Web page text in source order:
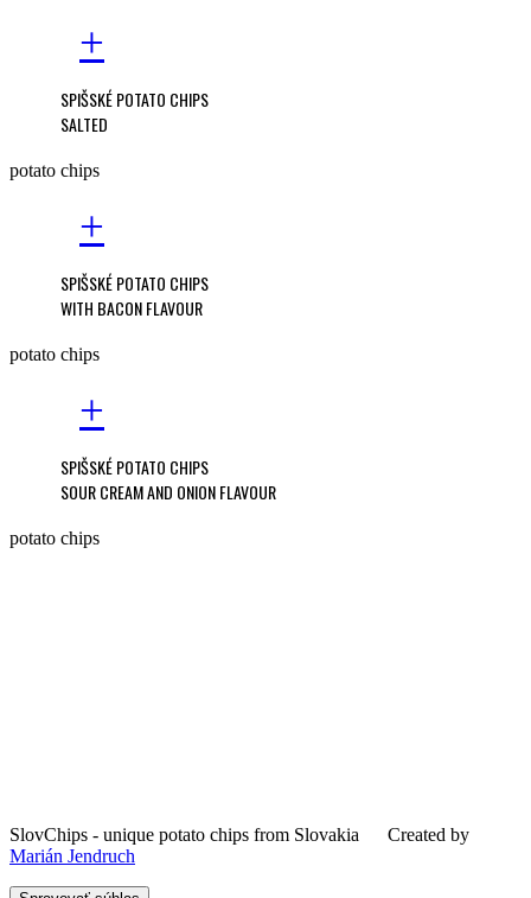
+
SPIŠSKÉ POTATO CHIPS
SALTED
potato chips
+
SPIŠSKÉ POTATO CHIPS
WITH BACON FLAVOUR
potato chips
+
SPIŠSKÉ POTATO CHIPS
SOUR CREAM AND ONION FLAVOUR
potato chips
SlovChips - unique potato chips from Slovakia
Created by
Marián Jendruch